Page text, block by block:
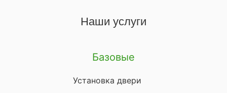
Наши услуги
Базовые
Установка двери